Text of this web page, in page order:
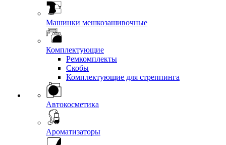
Машинки мешкозашивочные
Комплектующие
Ремкомплекты
Скобы
Комплектующие для стреппинга
Автокосметика
Ароматизаторы